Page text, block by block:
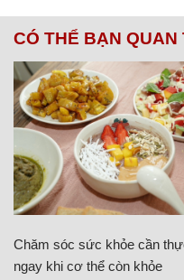
CÓ THỂ BẠN QUAN
Chăm sóc sức khỏe cần
ngay khi cơ thể còn khỏe